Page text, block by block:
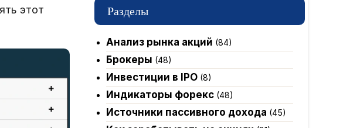
этот
Разделы
Анализ рынка акций (84)
Брокеры (48)
Инвестиции в IPO(8)
Индикаторы форекс(48)
Источники пассивного дохода (45)